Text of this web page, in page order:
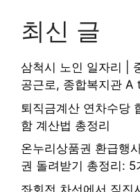
최신 글
삼척시 노인 일자리 |
공근로, 종합복지관 A
퇴직금계산 연차수당
함 계산법 총정리
온누리상품권 환급행
권 돌려받기 총정리: 5
좌회전 차선에서 직진